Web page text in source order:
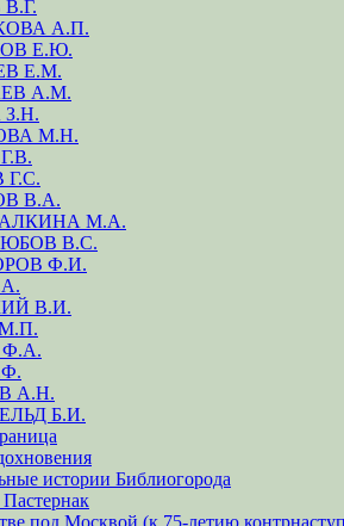
А.П.
Е.Ю.
Е.М.
А.М.
М.Н.
В.А.
М.А.
В.С.
Ф.И.
В.И.
А.Н.
Б.И.
истории Библиогорода
под Москвой (к 75-летию